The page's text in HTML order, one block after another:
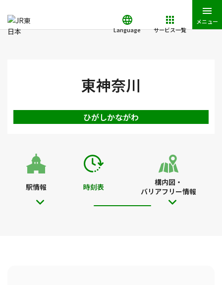
Language サービス一覧
メニュー
東神奈川
ひがしかながわ
駅情報 時刻表
構内図・
バリアフリー情報